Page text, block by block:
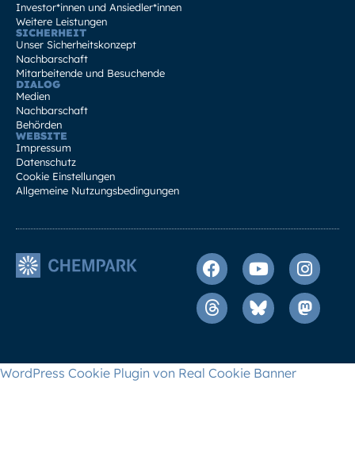
Investor*innen und Ansiedler*innen
Weitere Leistungen
SICHERHEIT
Unser Sicherheitskonzept
Nachbarschaft
Mitarbeitende und Besuchende
DIALOG
Medien
Nachbarschaft
Behörden
WEBSITE
Impressum
Datenschutz
Cookie Einstellungen
Allgemeine Nutzungsbedingungen
WordPress Cookie Plugin von Real Cookie Banner